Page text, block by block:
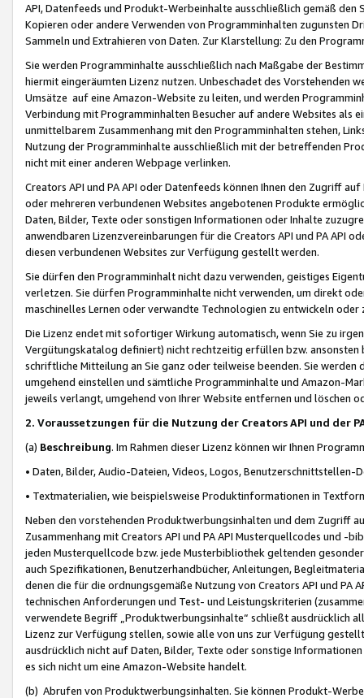
API, Datenfeeds und Produkt-Werbeinhalte ausschließlich gemäß
Kopieren oder andere Verwenden von Programminhalten zugunsten
Sammeln und Extrahieren von Daten. Zur Klarstellung: Zu den
Sie werden Programminhalte ausschließlich nach Maßgabe der
hiermit eingeräumten Lizenz nutzen. Unbeschadet des Vorstehenden
Umsätze auf eine Amazon-Website zu leiten, und werden
Verbindung mit Programminhalten Besucher auf andere Websites als
unmittelbarem Zusammenhang mit den Programminhalten stehen,
Nutzung der Programminhalte ausschließlich mit der betreffenden
nicht mit einer anderen Webpage verlinken.
Creators API und PA API oder Datenfeeds können Ihnen den Zugriff
oder mehreren verbundenen Websites angebotenen Produkte
Daten, Bilder, Texte oder sonstigen Informationen oder Inhalte
anwendbaren Lizenzvereinbarungen für die Creators API und PA API
diesen verbundenen Websites zur Verfügung gestellt werden.
Sie dürfen den Programminhalt nicht dazu verwenden, geistiges
verletzen. Sie dürfen Programminhalte nicht verwenden, um direkt
maschinelles Lernen oder verwandte Technologien zu entwickeln
Die Lizenz endet mit sofortiger Wirkung automatisch, wenn Sie zu
Vergütungskatalog definiert) nicht rechtzeitig erfüllen bzw. ansonsten
schriftliche Mitteilung an Sie ganz oder teilweise beenden. Sie werden
umgehend einstellen und sämtliche Programminhalte und Amazon-
jeweils verlangt, umgehend von Ihrer Website entfernen und löschen
2. Voraussetzungen für die Nutzung der Creators API und der
(a) Beschreibung. Im Rahmen dieser Lizenz können wir Ihnen
• Daten, Bilder, Audio-Dateien, Videos, Logos, Benutzerschnittstellen-
• Textmaterialien, wie beispielsweise Produktinformationen in
Neben den vorstehenden Produktwerbungsinhalten und dem Zugriff
Zusammenhang mit Creators API und PA API Musterquellcodes und
jeden Musterquellcode bzw. jede Musterbibliothek geltenden
auch Spezifikationen, Benutzerhandbücher, Anleitungen,
denen die für die ordnungsgemäße Nutzung von Creators API und PA
technischen Anforderungen und Test- und Leistungskriterien
verwendete Begriff „Produktwerbungsinhalte“ schließt ausdrücklich
Lizenz zur Verfügung stellen, sowie alle von uns zur Verfügung
ausdrücklich nicht auf Daten, Bilder, Texte oder sonstige
es sich nicht um eine Amazon-Website handelt.
(b) Abrufen von Produktwerbungsinhalten. Sie können Produkt-